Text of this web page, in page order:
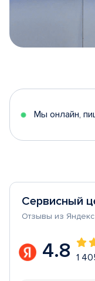
5
Мы онлайн,
Сервисный
Отзывы из Яндекс
4.8 1